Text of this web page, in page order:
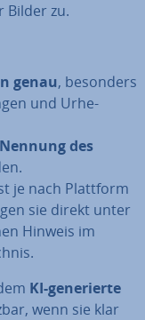
Bilder zu.
genau, besonders
und Ur­he­
des
je nach Plattform
sie direkt unter
Hinweis im
KI-ge­ne­rier­te
wenn sie klar